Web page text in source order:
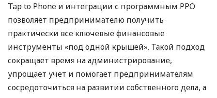
Tap to Phone и интеграции с программным РРО
позволяет предпринимателю получить
практически все ключевые финансовые
инструменты «под одной крышей». Такой подход
сокращает время на администрирование,
упрощает учет и помогает предпринимателям
сосредоточиться на развитии собственного дела, а